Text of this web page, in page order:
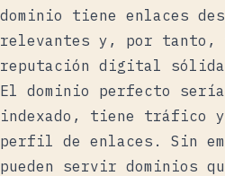
dominio tiene enlaces
relevantes y, por tanto,
reputación digital
El dominio perfecto
indexado, tiene tráfico y
perfil de enlaces. Sin
pueden servir dominios